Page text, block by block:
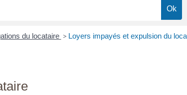
du locataire > Loyers impayés et expulsion du